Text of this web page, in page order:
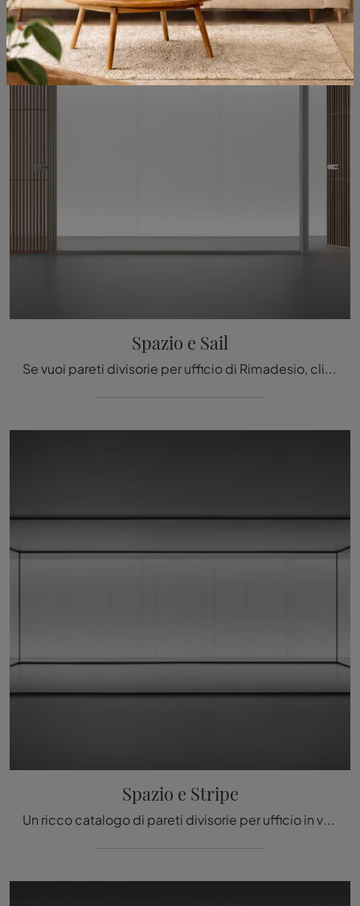
Spazio e Sail
Se vuoi pareti divisorie per ufficio di Rimadesio, clicca e scopri di più sul modello Spazio e Sail in vetro per gli ambienti di lavoro!
Spazio e Stripe
Un ricco catalogo di pareti divisorie per ufficio in vetro ti attende! Il modello Spazio e Stripe di Rimadesio ti attende!